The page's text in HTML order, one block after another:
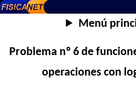
Menú
Problema nº 6 de
operaciones con